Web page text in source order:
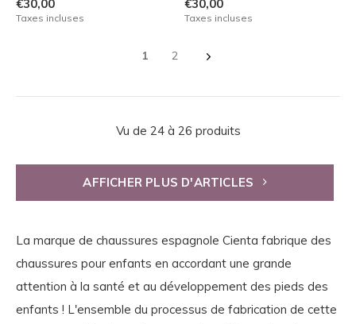
€30,00
Taxes incluses
€30,00
Taxes incluses
1 2
Vu de 24 à 26 produits
AFFICHER PLUS D'ARTICLES
La marque de chaussures espagnole Cienta fabrique des
chaussures pour enfants en accordant une grande
attention à la santé et au développement des pieds des
enfants ! L'ensemble du processus de fabrication de cette